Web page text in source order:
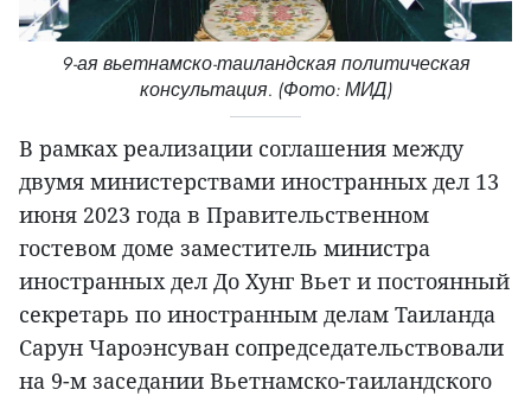
9-ая вьетнамско-таиландская политическая
консультация. (Фото: МИД)
В рамках реализации соглашения между
двумя министерствами иностранных дел 13
июня 2023 года в Правительственном
гостевом доме заместитель министра
иностранных дел До Хунг Вьет и постоянный
секретарь по иностранным делам Таиланда
Сарун Чароэнсуван сопредседательствовали
на 9-м заседании Вьетнамско-таиландского